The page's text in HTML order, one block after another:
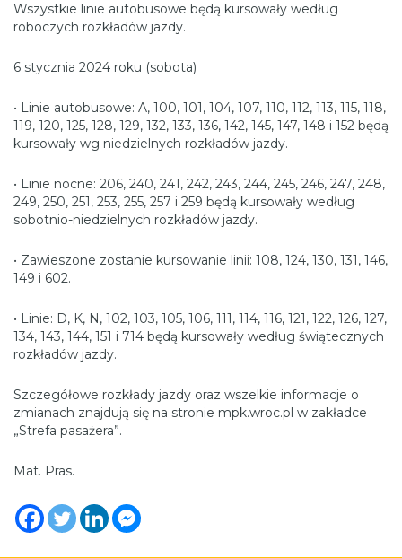
Wszystkie linie autobusowe będą kursowały według
roboczych rozkładów jazdy.
6 stycznia 2024 roku (sobota)
• Linie autobusowe: A, 100, 101, 104, 107, 110, 112, 113, 115, 118,
119, 120, 125, 128, 129, 132, 133, 136, 142, 145, 147, 148 i 152 będą
kursowały wg niedzielnych rozkładów jazdy.
• Linie nocne: 206, 240, 241, 242, 243, 244, 245, 246, 247, 248,
249, 250, 251, 253, 255, 257 i 259 będą kursowały według
sobotnio-niedzielnych rozkładów jazdy.
• Zawieszone zostanie kursowanie linii: 108, 124, 130, 131, 146,
149 i 602.
• Linie: D, K, N, 102, 103, 105, 106, 111, 114, 116, 121, 122, 126, 127,
134, 143, 144, 151 i 714 będą kursowały według świątecznych
rozkładów jazdy.
Szczegółowe rozkłady jazdy oraz wszelkie informacje o
zmianach znajdują się na stronie mpk.wroc.pl w zakładce
„Strefa pasażera”.
Mat. Pras.